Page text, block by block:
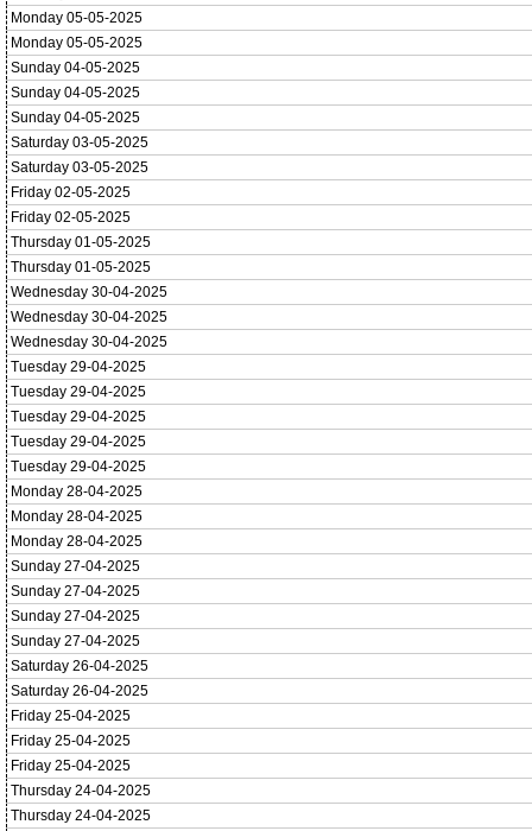
Monday 05-05-2025
Monday 05-05-2025
Sunday 04-05-2025
Sunday 04-05-2025
Sunday 04-05-2025
Saturday 03-05-2025
Saturday 03-05-2025
Friday 02-05-2025
Friday 02-05-2025
Thursday 01-05-2025
Thursday 01-05-2025
Wednesday 30-04-2025
Wednesday 30-04-2025
Wednesday 30-04-2025
Tuesday 29-04-2025
Tuesday 29-04-2025
Tuesday 29-04-2025
Tuesday 29-04-2025
Tuesday 29-04-2025
Monday 28-04-2025
Monday 28-04-2025
Monday 28-04-2025
Sunday 27-04-2025
Sunday 27-04-2025
Sunday 27-04-2025
Sunday 27-04-2025
Saturday 26-04-2025
Saturday 26-04-2025
Friday 25-04-2025
Friday 25-04-2025
Friday 25-04-2025
Thursday 24-04-2025
Thursday 24-04-2025